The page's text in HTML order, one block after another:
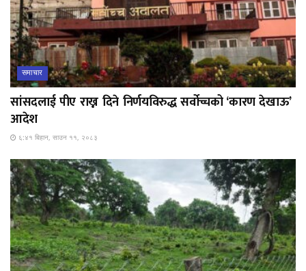
समाचार
सांसदलाई पीए राख्न दिने निर्णयविरुद्ध सर्वोच्चको ‘कारण देखाऊ’
आदेश
६:४१ बिहान, साउन ११, २०८३